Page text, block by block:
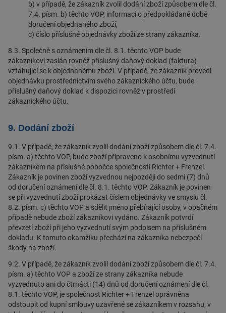
b) v případě, že zákazník zvolil dodání zboží způsobem dle čl.
7.4. písm. b) těchto VOP, informaci o předpokládané době
doručení objednaného zboží,
c) číslo příslušné objednávky zboží ze strany zákazníka.
8.3. Společně s oznámením dle čl. 8.1. těchto VOP bude
zákazníkovi zaslán rovněž příslušný daňový doklad (faktura)
vztahující se k objednanému zboží. V případě, že zákazník provedl
objednávku prostřednictvím svého zákaznického účtu, bude
příslušný daňový doklad k dispozici rovněž v prostředí
zákaznického účtu.
9. Dodání zboží
9.1. V případě, že zákazník zvolil dodání zboží způsobem dle čl. 7.4.
písm. a) těchto VOP, bude zboží připraveno k osobnímu vyzvednutí
zákazníkem na příslušné pobočce společnosti Richter + Frenzel.
Zákazník je povinen zboží vyzvednou nejpozději do sedmi (7) dnů
od doručení oznámení dle čl. 8.1. těchto VOP. Zákazník je povinen
se při vyzvednutí zboží prokázat číslem objednávky ve smyslu čl.
8.2. písm. c) těchto VOP a sdělit jméno přebírající osoby, v opačném
případě nebude zboží zákazníkovi vydáno. Zákazník potvrdí
převzetí zboží při jeho vyzvednutí svým podpisem na příslušném
dokladu. K tomuto okamžiku přechází na zákazníka nebezpečí
škody na zboží.
9.2. V případě, že zákazník zvolil dodání zboží způsobem dle čl. 7.4.
písm. a) těchto VOP a zboží ze strany zákazníka nebude
vyzvednuto ani do čtrnácti (14) dnů od doručení oznámení dle čl.
8.1. těchto VOP, je společnost Richter + Frenzel oprávněna
odstoupit od kupní smlouvy uzavřené se zákazníkem v rozsahu, v